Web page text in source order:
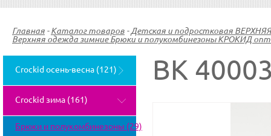
Главная - Каталог товаров - Детская и подростковая
Верхняя одежда зимние Брюки и полукомбинезоны КРОКИД
Crockid осень-весна (121)
Crockid зима (161)
Брюки и полукомбинезоны (29)
ВК